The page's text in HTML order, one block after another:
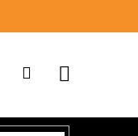
Prihlásenie